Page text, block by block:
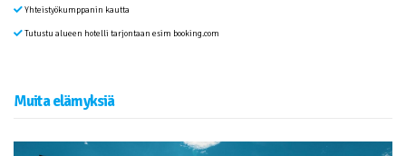
Yhteistyökumppanin kautta
Tutustu alueen hotelli tarjontaan esim booking.com
Muita elämyksiä